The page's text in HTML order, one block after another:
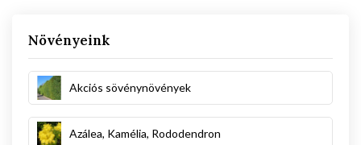
Növényeink
Akciós sövénynövények
Azálea, Kamélia, Rododendron